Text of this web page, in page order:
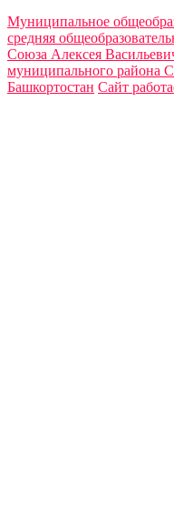
Муниципальное
средняя
Союза Алексея
муниципального района
Башкортостан Сайт